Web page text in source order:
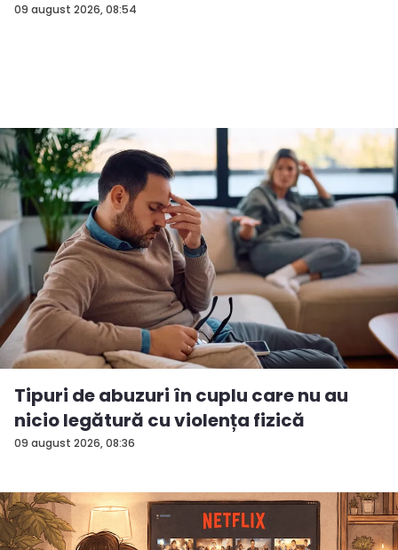
09 august 2026, 08:54
09 august 2026, 08:36
Tipuri de abuzuri în cuplu care nu au
nicio legătură cu violența fizică